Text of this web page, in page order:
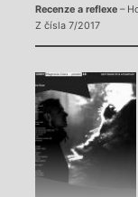
Recenze a reflexe–
Z čísla 7/2017